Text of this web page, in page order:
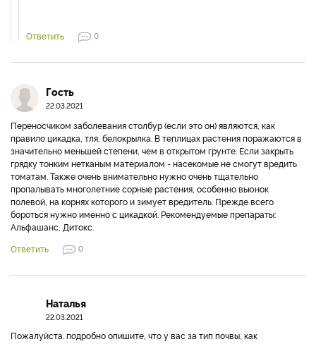
Ответить 0
Гость
22.03.2021
Переносчиком заболевания столбур (если это он) являются, как
правило цикадка, тля, белокрылка. В теплицах растения поражаются в
значительно меньшей степени, чем в открытом грунте. Если закрыть
грядку тонким нетканым материалом - насекомые не смогут вредить
томатам. Также очень внимательно нужно очень тщательно
пропалывать многолетние сорные растения, особенно вьюнок
полевой, на корнях которого и зимует вредитель. Прежде всего
бороться нужно именно с цикадкой. Рекомендуемые препараты:
Альфашанс, Дитокс.
Ответить
0
Наталья
22.03.2021
Пожалуйста. подробно опишите, что у вас за тип почвы, как